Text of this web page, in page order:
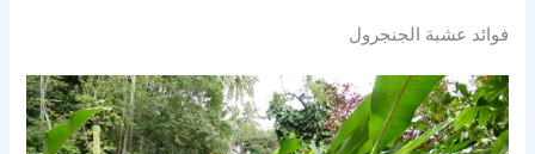
فوائد عشبة الجنجرول